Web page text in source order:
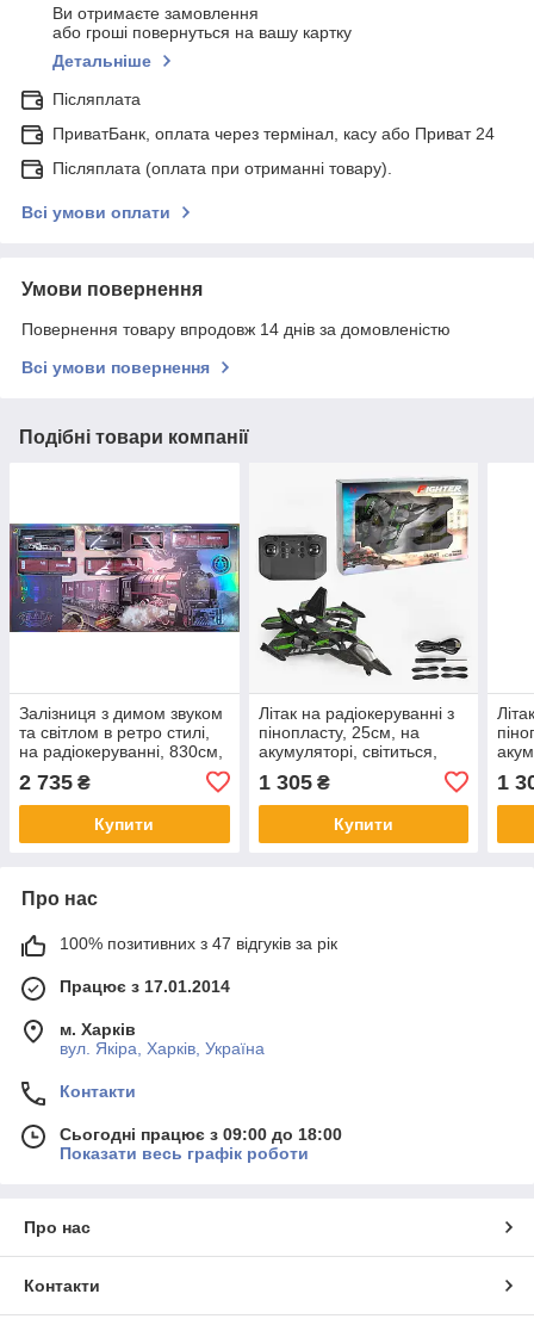
Ви отримаєте замовлення
або гроші повернуться на вашу картку
Детальніше
Післяплата
ПриватБанк, оплата через термінал, касу або Приват 24
Післяплата (оплата при отриманні товару).
Всі умови оплати
Умови повернення
Повернення товару впродовж 14 днів за домовленістю
Всі умови повернення
Подібні товари компанії
Залізниця з димом звуком
та світлом в ретро стилі,
на радіокеруванні, 830см,
2 735 ₴
Купити
Літак на радіокеруванні з
пінопласту, 25см, на
акумуляторі, світиться,
1 305₴
Купити
1
Про нас
100% позитивних з 47 відгуків за рік
Працює з 17.01.2014
м. Харків
вул. Якіра, Харків, Україна
Контакти
Сьогодні працює з 09:00 до 18:00
Показати весь графік роботи
Про нас
Контакти